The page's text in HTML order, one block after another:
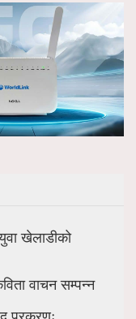
खेलाडीको
वाचन सम्पन्न